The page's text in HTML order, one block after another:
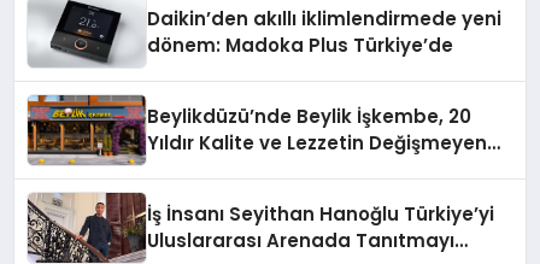
Daikin’den akıllı iklimlendirmede yeni
dönem: Madoka Plus Türkiye’de
Beylikdüzü’nde Beylik İşkembe, 20
Yıldır Kalite ve Lezzetin Değişmeyen
İş İnsanı Seyithan Hanoğlu Türkiye’yi
Uluslararası Arenada Tanıtmayı